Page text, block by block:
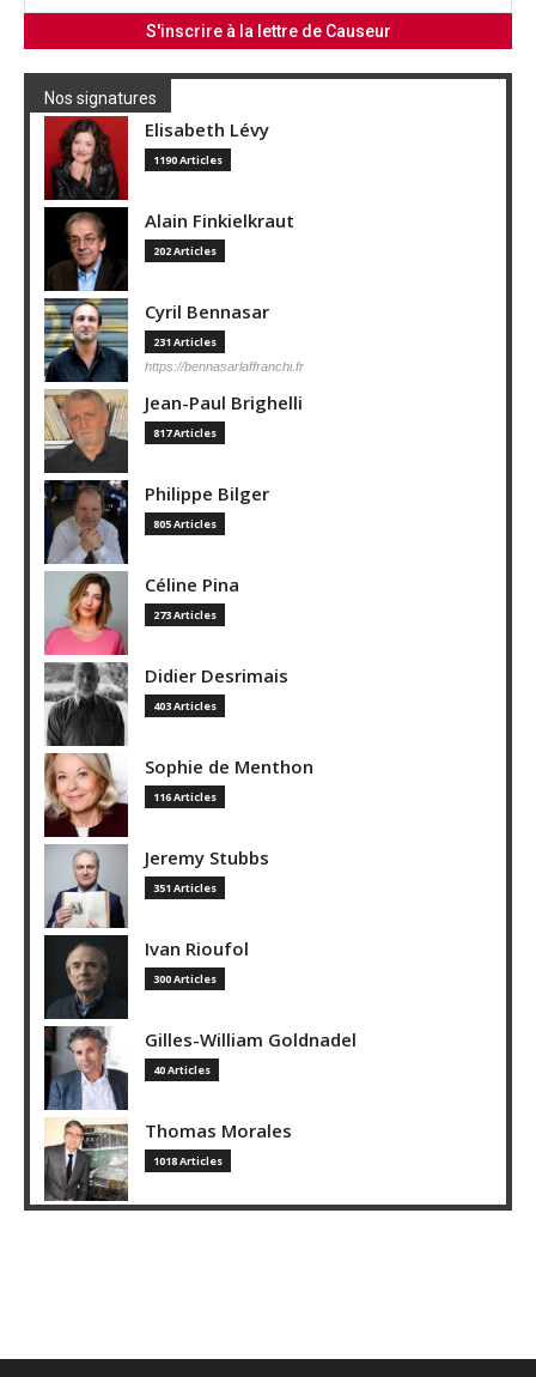
Nos signatures
Elisabeth Lévy
1190 Articles
Alain Finkielkraut
202 Articles
Cyril Bennasar
231 Articles
https://bennasarlaffranchi.fr
Jean-Paul Brighelli
817 Articles
Philippe Bilger
805 Articles
Céline Pina
273 Articles
Didier Desrimais
403 Articles
Sophie de Menthon
116 Articles
Jeremy Stubbs
351 Articles
Ivan Rioufol
300 Articles
Gilles-William Goldnadel
40 Articles
Thomas Morales
1018 Articles